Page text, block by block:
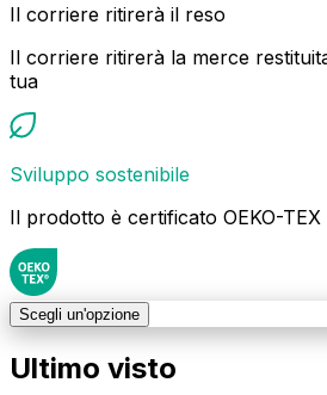
Il corriere ritirerà il reso
Il corriere ritirerà la merce
tua
Sviluppo sostenibile
Il prodotto è certificato OEKO-TEX
Scegli un'opzione
Ultimo visto